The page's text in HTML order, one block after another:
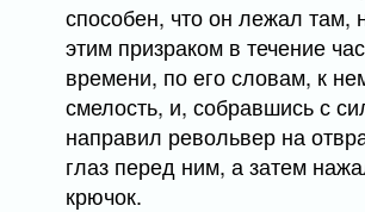
способен, что он лежал там,
этим призраком в течение
времени, по его словам, к
смелость, и, собравшись с
направил револьвер на
глаз перед ним, а затем
крючок.